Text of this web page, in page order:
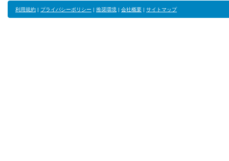
利用規約 | プライバシーポリシー | 推奨環境 | 会社概要 | サイトマップ